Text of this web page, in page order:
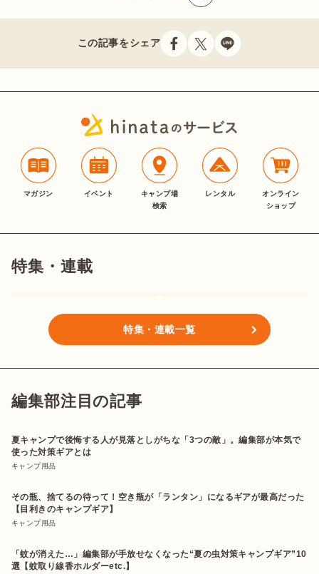
この記事をシェア
マガジン イベント
キャンプ場
検索
レンタル
オンライン
ショップ
特集・連載
特集・連載一覧
編集部注目の記事
夏キャンプで後悔する人が見落としがちな「3つの敵」。編集部が本気で
使った対策ギアとは
キャンプ用品
その瓶、捨てるの待って！空き瓶が「ランタン」になるギアが最高だった
【目利きのキャンプギア】
キャンプ用品
「蚊が消えた…」編集部が手放せなくなった“夏の虫対策キャンプギア”10
選【蚊取り線香ホルダーetc.】